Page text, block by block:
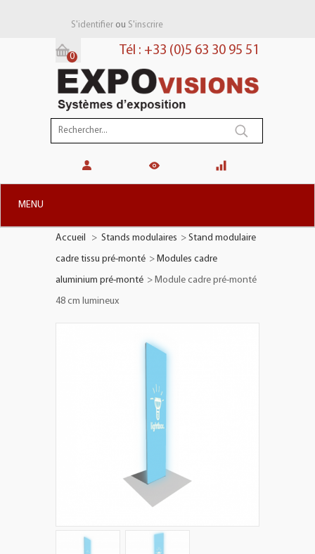
S'identifierou S'inscrire
Tél : +33 (0)5 63 30 95 51
Panier:
0
MENU
STANDS MODULAIRES
PLV TOTEMS
PLV EXTÉRIEURES
Accueil > Stands modulaires > Stand modulaire
cadre tissu pré-monté > Modules cadre
aluminium pré-monté > Module cadre pré-monté
48 cm lumineux